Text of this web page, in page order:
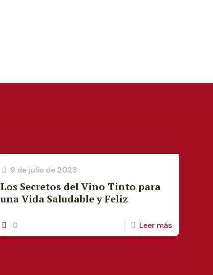
9 de julio de 2023
Los Secretos del Vino Tinto para
una Vida Saludable y Feliz
0 Leer más